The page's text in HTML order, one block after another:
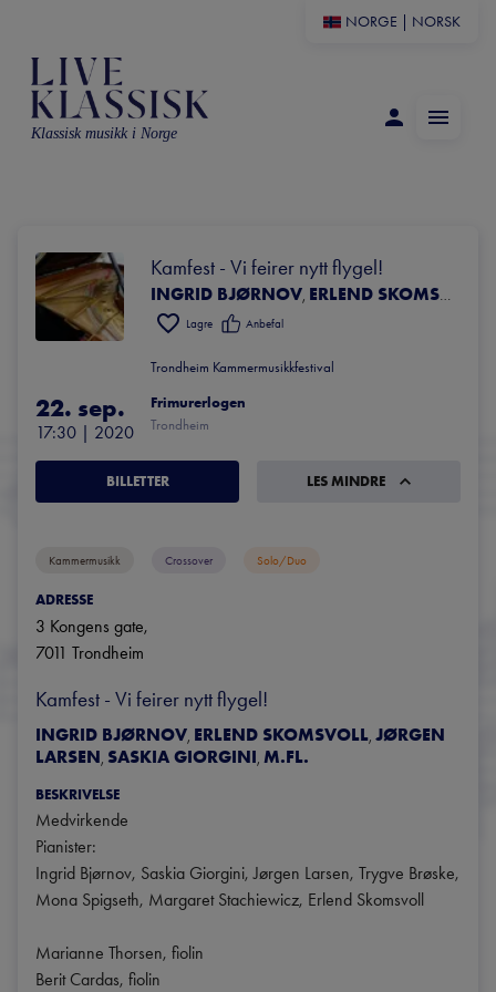
NORGE NORSK
Klassisk musikk i Norge
Kamfest - Vi feirer nytt flygel!
INGRID BJØRNOV, ERLEND SKOMSVOLL
Lagre Anbefal
Trondheim Kammermusikkfestival
22. sep.
17:30 | 2020
Frimurerlogen
Trondheim
BILLETTER LES MINDRE
Kammermusikk Crossover Solo/duo
ADRESSE
3 Kongens gate,
7011 Trondheim
Kamfest - Vi feirer nytt flygel!
INGRID BJØRNOV ERLEND SKOMSVOLL JØRGEN
LARSEN SASKIA GIORGINI M.FL.
BESKRIVELSE
Medvirkende
Pianister:
Ingrid Bjørnov, Saskia Giorgini, Jørgen Larsen, Trygve Brøske,
Mona Spigseth, Margaret Stachiewicz, Erlend Skomsvoll
Marianne Thorsen, fiolin
Berit Cardas, fiolin